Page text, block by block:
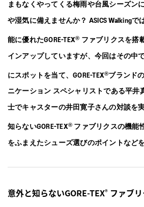
COLLECTION
RUNWALK
WELLNESS WALKER
ASICS KIDS SUKU²
ONLINE STORE
ASICS WALKING
まもなくやってくる梅雨や台風シーズン
や湿気に備えませんか？ ASICS Walking
能に優れたGORE-TEX® ファブリクスを搭
インアップしていますが、今回はその中
にスポットを当て、GORE-TEX®ブランド
ニケーション スペシャリストである平井
士でキャスターの井田寛子さんの対談を
知らないGORE-TEX® ファブリクスの機能
をふまえたシューズ選びのポイントなど
意外と知らないGORE-TEX® ファブ